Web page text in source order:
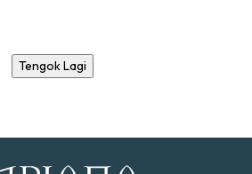
Tengok Lagi